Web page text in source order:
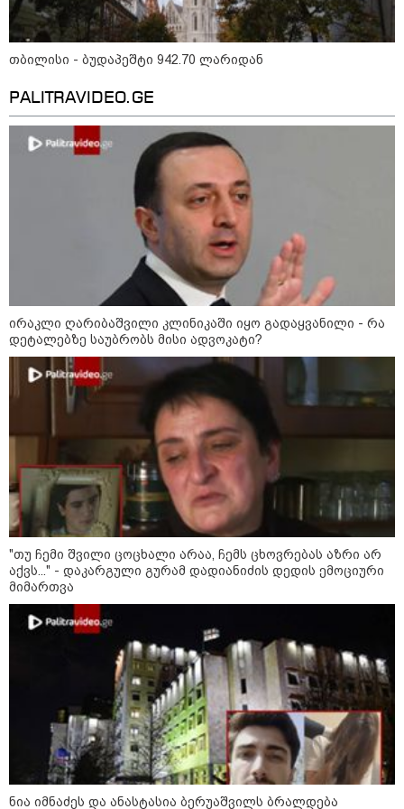
ნია იმნაძეს და ანასტასია
ბერუაშვილს ბრალდება
არასრულწლოვნებს?
რა გახდა “სამგორის” მეტროში
სტუდენტის გარდაცვალების
მიზეზი - ცნობილია ექსპერტიზის
პასუხი
Faceამბები
"დადგება დრო და თქვენი დღევანდელი
"პოსტაობა" საკუთარ თავთან
შეგარცხვენთ... თქვენი შეცდომა არის
დანაშაულის ტოლფასი" - ეკა კუპატაძე
ნანუკა ჟორჟოლიანს
თბილისი - ბუდაპეშტი 942.70 ლარიდან
PALITRAVIDEO.GE
ირაკლი ღარიბაშვილი კლინიკაში იყო გადაყვანილი - რა
დეტალებზე საუბრობს მისი ადვოკატი?
"თუ ჩემი შვილი ცოცხალი არაა, ჩემს ცხოვრებას აზრი არ
აქვს..." - დაკარგული გურამ დადიანიძის დედის ემოციური
მიმართვა
ნია იმნაძეს და ანასტასია ბერუაშვილს ბრალდება